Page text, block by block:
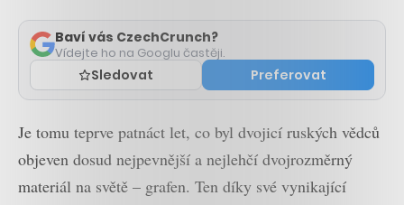
Baví vás CzechCrunch?
Vídejte ho na Googlu častěji.
Sledovat Preferovat
Je tomu teprve patnáct let, co byl dvojicí ruských vědců
objeven dosud nejpevnější a nejlehčí dvojrozměrný
materiál na světě – grafen. Ten díky své vynikající